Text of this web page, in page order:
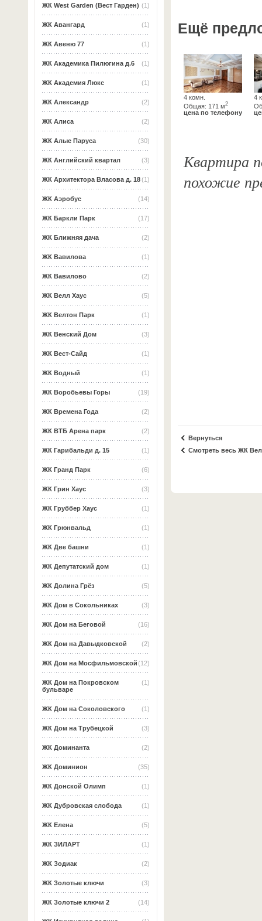
(1)
ЖК West Garden (Вест Гарден)
(1)
ЖК Авангард
(1)
ЖК Авеню 77
(1)
ЖК Академика Пилюгина д.6
(1)
ЖК Академия Люкс
(2)
ЖК Александр
(2)
ЖК Алиса
(30)
ЖК Алые Паруса
(3)
ЖК Английский квартал
(1)
ЖК Архитектора Власова д. 18
(14)
ЖК Аэробус
(17)
ЖК Баркли Парк
(2)
ЖК Ближняя дача
(1)
ЖК Вавилова
(2)
ЖК Вавилово
(5)
ЖК Велл Хаус
(1)
ЖК Велтон Парк
(3)
ЖК Венский Дом
(1)
ЖК Вест-Сайд
(1)
ЖК Водный
(19)
ЖК Воробьевы Горы
(2)
ЖК Времена Года
(2)
ЖК ВТБ Арена парк
(1)
ЖК Гарибальди д. 15
(6)
ЖК Гранд Парк
(3)
ЖК Грин Хаус
(1)
ЖК Груббер Хаус
(1)
ЖК Грюнвальд
(1)
ЖК Две башни
(1)
ЖК Депутатский дом
(5)
ЖК Долина Грёз
(3)
ЖК Дом в Сокольниках
(16)
ЖК Дом на Беговой
(2)
ЖК Дом на Давыдковской
(12)
ЖК Дом на Мосфильмовской
(1)
ЖК Дом на Покровском
бульваре
(1)
ЖК Дом на Соколовского
(3)
ЖК Дом на Трубецкой
(2)
ЖК Доминанта
(35)
ЖК Доминион
(1)
ЖК Донской Олимп
(1)
ЖК Дубровская слобода
(5)
ЖК Елена
(1)
ЖК ЗИЛАРТ
(2)
ЖК Зодиак
(3)
ЖК Золотые ключи
(14)
ЖК Золотые ключи 2
Ещё
4 комн.
Общая: 171 м2
цена по телефону
4
Квартира
похожие
Вернуться
Смотреть весь ЖК